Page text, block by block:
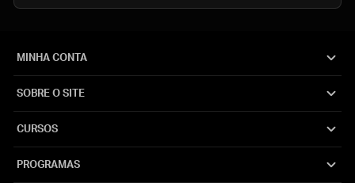
MINHA CONTA
SOBRE O SITE
CURSOS
PROGRAMAS